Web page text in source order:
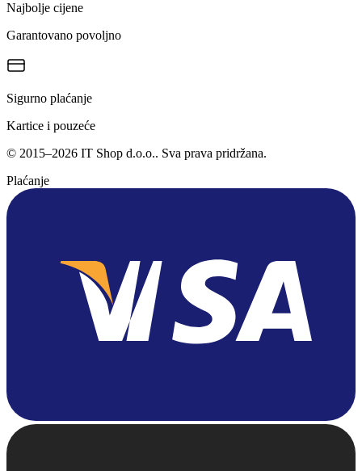
Najbolje cijene
Garantovano povoljno
Sigurno plaćanje
Kartice i pouzeće
© 2015–2026 IT Shop d.o.o.. Sva prava pridržana.
Plaćanje